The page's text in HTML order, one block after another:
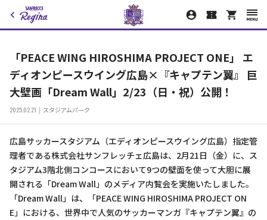
「PEACE WING HIROSHIMA PROJECT ONE」 エ
ディオンピースウイング広島×『キャプテン翼』 巨
大壁画「Dream Wall」2/23（日・祝）公開！
2025.02.21 スタジアムパーク
広島サッカースタジアム（エディオンピースウイング広島）指定管
理者である株式会社サンフレッチェ広島は、2月21日（金）に、ス
タジアム3階北側コンコースにおいて9つの壁面を使って大胆に展
開される「Dream Wall」のメディア内覧会を実施いたしました。
「Dream Wall」は、「PEACE WING HIROSHIMA PROJECT ON
E」における、世界中で人気のサッカーマンガ『キャプテン翼』の